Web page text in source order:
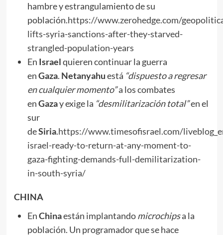
hambre y estrangulamiento de su
población.https://www.zerohedge.com/
lifts-syria-sanctions-after-they-starved-
strangled-population-years
En Israelquieren continuar la guerra
enGaza. Netanyahuestá “dispuesto a regresar
en cualquier momento”a los combates
enGazay exige la “desmilitarización total”en el
sur
deSiria.https://www.timesofisrael.com/
israel-ready-to-return-at-any-moment-to-
gaza-fighting-demands-full-demilitarization-
in-south-syria/
CHINA
EnChinaestán implantandomicrochipsa la
población. Un programador que se hace